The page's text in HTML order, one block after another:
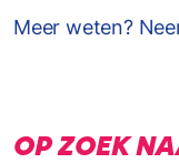
Meer weten?
OP ZOEK